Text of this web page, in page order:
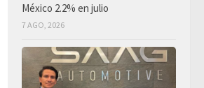
México 2.2% en julio
7 AGO, 2026